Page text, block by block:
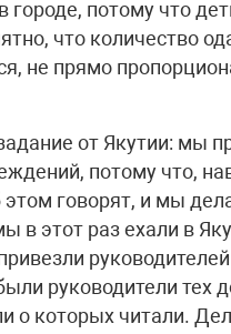
городе, потому что
что количество
не прямо
от Якутии: мы
потому что,
этом говорят, и мы
в этот раз ехали в
руководители
о которых читали.